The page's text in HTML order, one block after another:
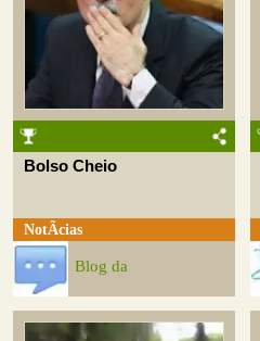
Bolso Cheio
NotÃ­cias
Blog da